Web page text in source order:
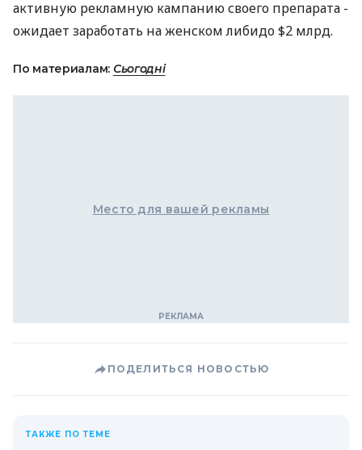
активную рекламную кампанию своего препарата -
ожидает заработать на женском либидо $2 млрд.
По материалам: Сьогодні
Место для вашей рекламы
ПОДЕЛИТЬСЯ НОВОСТЬЮ
ТАКЖЕ ПО ТЕМЕ